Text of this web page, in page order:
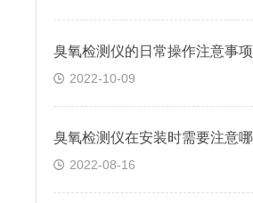
臭氧检测仪的日常操作注意事项
2022-10-09
2022-08-16